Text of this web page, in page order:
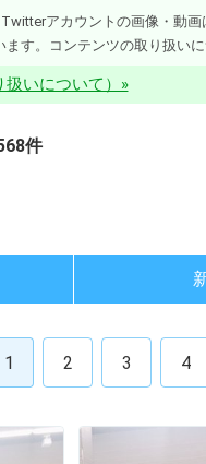
アカウントの画像・動
す。コンテンツの取り扱い
いについて）»
件
1 2 3 4